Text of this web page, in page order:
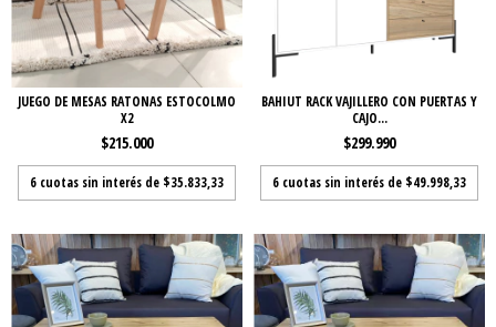
JUEGO DE MESAS RATONAS ESTOCOLMO
X2
$215.000
6 cuotas sin interés de $35.833,33
BAHIUT RACK VAJILLERO CON PUERTAS Y
CAJO...
$299.990
6 cuotas sin interés de $49.998,33